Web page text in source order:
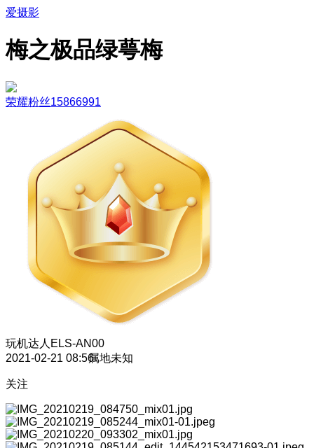
爱摄影
梅之极品绿萼梅
荣耀粉丝15866991
玩机达人 ELS-AN00
2021-02-21 08:56属地未知
关注